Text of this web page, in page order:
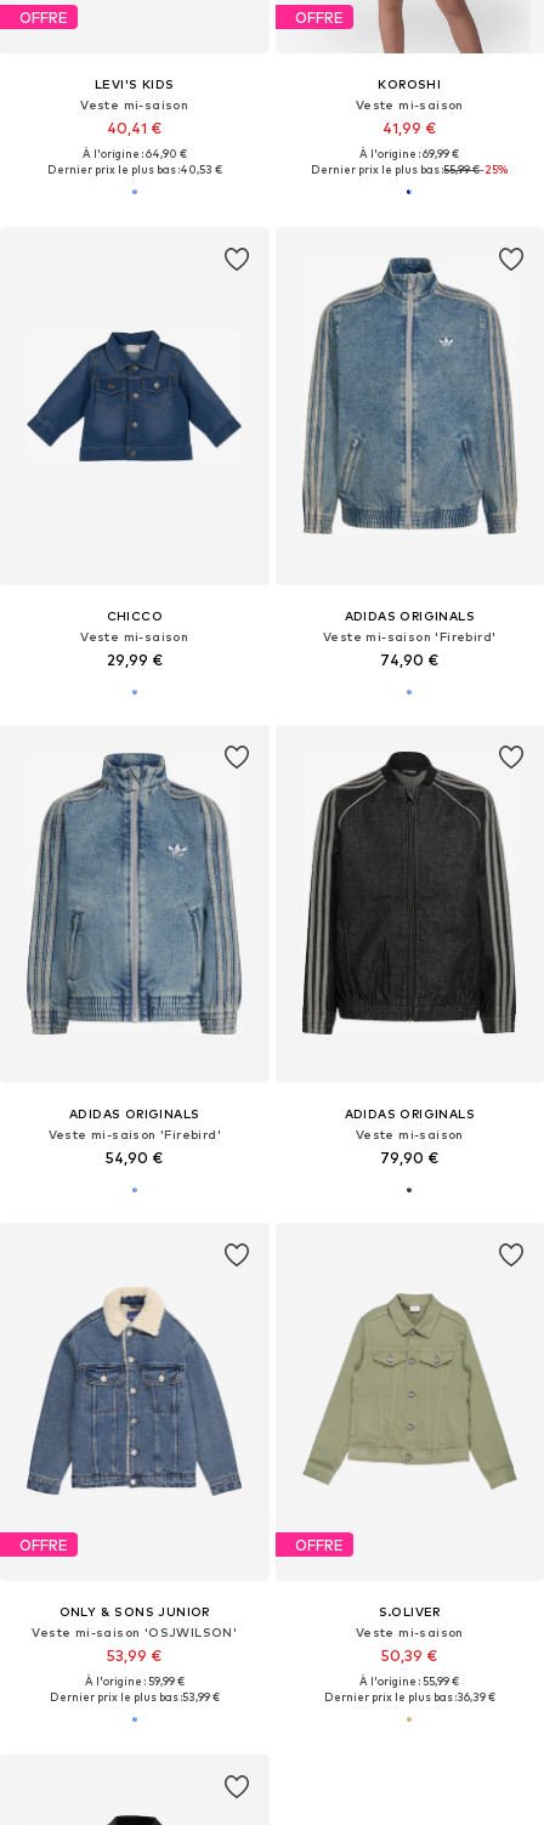
OFFRE
LEVI'S KIDS
Veste mi-saison
40,41 €
À l'origine : 64,90 €
Dernier prix le plus bas :40,53 €
OFFRE
KOROSHI
Veste mi-saison
41,99 €
À l'origine : 69,99 €
Dernier prix le plus bas :55,99 €-25%
CHICCO
Veste mi-saison
29,99 €
ADIDAS ORIGINALS
Veste mi-saison 'Firebird'
74,90 €
ADIDAS ORIGINALS
Veste mi-saison 'Firebird'
54,90 €
ADIDAS ORIGINALS
Veste mi-saison
79,90 €
OFFRE
ONLY & SONS JUNIOR
Veste mi-saison 'OSJWILSON'
53,99 €
À l'origine : 59,99 €
Dernier prix le plus bas :53,99 €
OFFRE
S.OLIVER
Veste mi-saison
50,39 €
À l'origine : 55,99 €
Dernier prix le plus bas :36,39 €